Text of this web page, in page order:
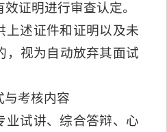
证明进行审查认定。
上述证件和证明以及未
，视为自动放弃其面试
与考核内容
业试讲、综合答辩、心